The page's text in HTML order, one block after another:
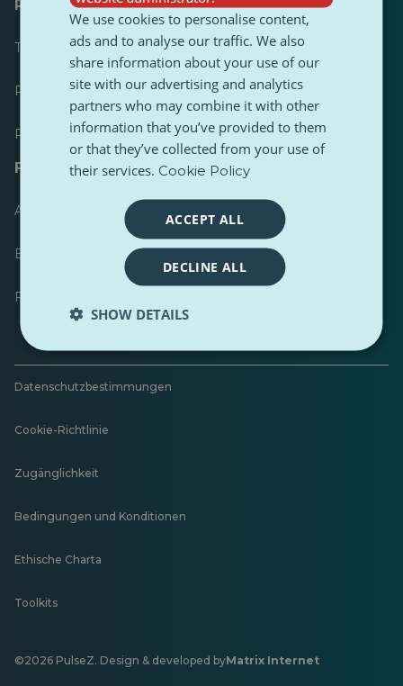
Ressourcen für Journalisten
Toolkits
PulseZ Content Style Guide
PulseZ Beitragsleitfaden für Autoren
FAQs
Anfrage einreichen
Ein Problem melden
Feedback hinterlassen
Datenschutzbestimmungen
Cookie-Richtlinie
Zugänglichkeit
Bedingungen und Konditionen
Ethische Charta
Toolkits
©2026 PulseZ. Design & developed byMatrix Internet
Öffnet
We use cookies to personalise content,
ads and to analyse our traffic. We also
share information about your use of our
site with our advertising and analytics
partners who may combine it with other
information that you’ve provided to them
or that they’ve collected from your use of
their services. Cookie Policy
ACCEPT ALL
DECLINE ALL
SHOW DETAILS